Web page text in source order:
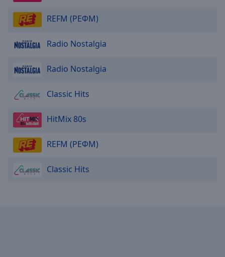
REFM (РЕФМ)
Radio Nostalgia
Radio Nostalgia
Classic Hits
HitMix 80s
REFM (РЕФМ)
Classic Hits